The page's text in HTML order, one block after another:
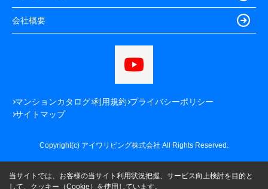
会社概要
マンションカタログ 利用規約 プライバシーポリシー
サイトマップ
Copyright(c) アイワリビング株式会社 All Rights Reserved.
当サイトでは、お客様の当サイト利用状況把握、サービス向上検討を目的と
して、クッキー（Cookie）を使用しています。